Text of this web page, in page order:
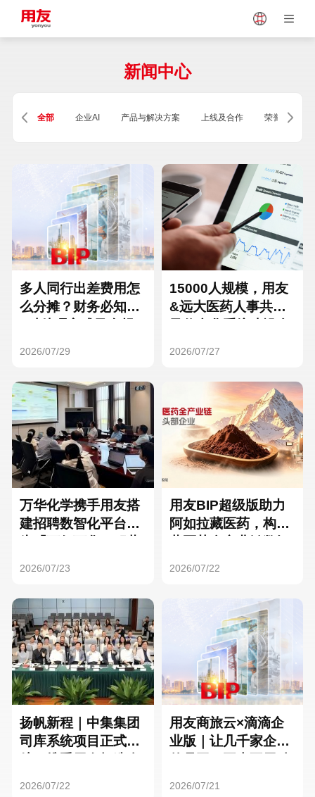
Vietnam
Singapore Malaysia
Thailand
Turkey
Hungary Mexico
Hong Kong Macau
新闻中心
全部 企业AI 产品与解决方案 上线及合作 荣誉及资质
多人同行出差费用怎
么分摊？财务必知的
2026/07/29
15000人规模，用友
&远大医药人事共享
2026/07/27
万华化学携手用友搭
建招聘数智化平台，
2026/07/23
用友BIP超级版助力
阿如拉藏医药，构建
2026/07/22
扬帆新程｜中集集团
司库系统项目正式启
2026/07/22
用友商旅云×滴滴企
业版｜让几千家企业
2026/07/21